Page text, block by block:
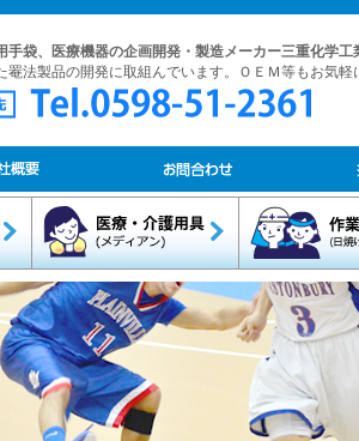
手袋、医療機器の企画開発・製造メーカー三重化学工
罨法製品の開発に取組んでいます。ＯＥＭ等もお気軽